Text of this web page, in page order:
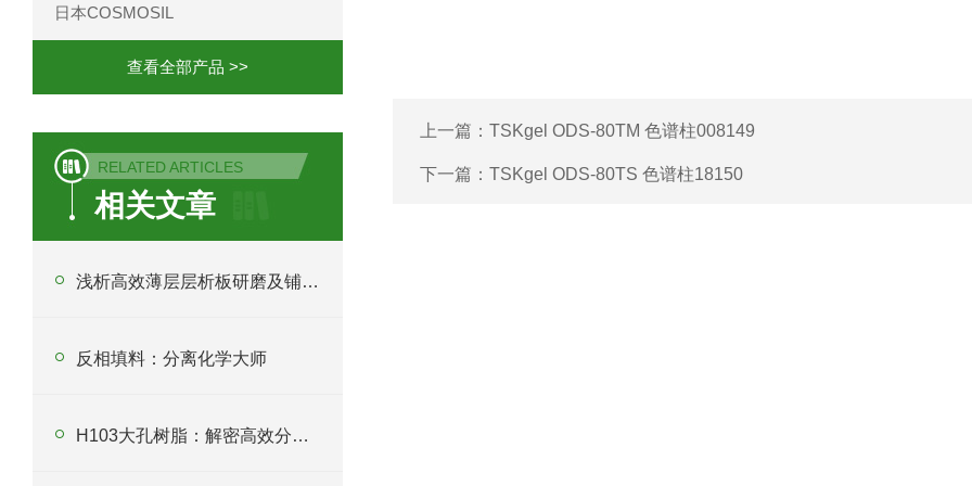
日本COSMOSIL
查看全部产品 >>
RELATED ARTICLES
相关文章
浅析高效薄层层析板研磨及铺板要求
反相填料：分离化学大师
H103大孔树脂：解密高效分离纯化新利器
上一篇： TSKgel ODS-80TM 色谱柱008149
下一篇： TSKgel ODS-80TS 色谱柱18150